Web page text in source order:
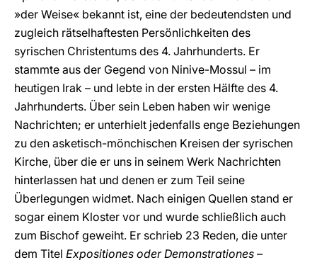
»der Weise« bekannt ist, eine der bedeutendsten und
zugleich rätselhaftesten Persönlichkeiten des
syrischen Christentums des 4. Jahrhunderts. Er
stammte aus der Gegend von Ninive-Mossul – im
heutigen Irak – und lebte in der ersten Hälfte des 4.
Jahrhunderts. Über sein Leben haben wir wenige
Nachrichten; er unterhielt jedenfalls enge Beziehungen
zu den asketisch-mönchischen Kreisen der syrischen
Kirche, über die er uns in seinem Werk Nachrichten
hinterlassen hat und denen er zum Teil seine
Überlegungen widmet. Nach einigen Quellen stand er
sogar einem Kloster vor und wurde schließlich auch
zum Bischof geweiht. Er schrieb 23 Reden, die unter
dem Titel Expositiones oder Demonstrationes –